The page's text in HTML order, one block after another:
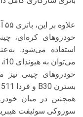
خودروهای کره‌ای،
استفاده می‌شود.
همچنین در میان